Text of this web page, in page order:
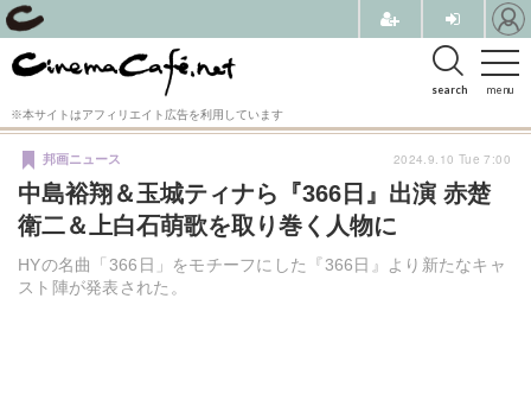
menu
search
※本サイトはアフィリエイト広告を利用しています
中島裕翔＆玉城ティナら『366日』出演 赤楚
衛二＆上白石萌歌を取り巻く人物に
HYの名曲「366日」をモチーフにした『366日』より新たなキャ
スト陣が発表された。
邦画ニュース 2024.9.10 Tue 7:00